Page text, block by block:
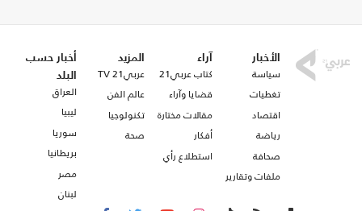
الأخبار
سياسة
تغطيات
اقتصاد
رياضة
صحافة
ملفات وتقارير
آراء
كتاب عربي21
قضايا وآراء
مقالات مختارة
أفكار
استطلاع رأي
المزيد
عربي21 TV
عالم الفن
تكنولوجيا
صحة
أخبار حسب
البلد
العراق
ليبيا
سوريا
بريطانيا
مصر
لبنان